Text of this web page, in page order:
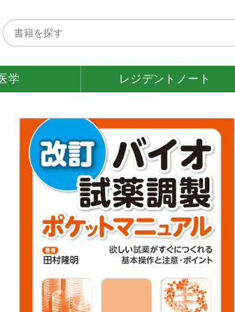
学 レジデント ノート